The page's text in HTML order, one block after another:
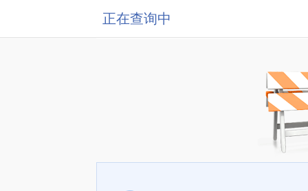
正在查询中